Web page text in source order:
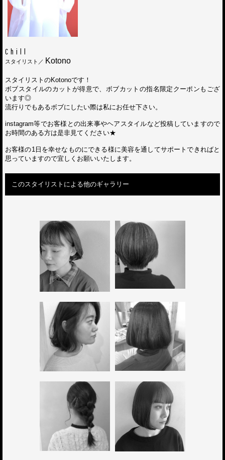
Chill
スタイリスト／ Kotono
スタイリストのKotonoです！
ボブスタイルのカットが得意で、ボブカットの指名限定クーポンもござ
います◎
流行りでもあるボブにしたい際は私にお任せ下さい。
instagram等でお客様との出来事やヘアスタイルなど投稿していますので
お時間のある方は是非見てください★
お客様の1日を幸せなものにできる様に美容を通してサポートできればと
思っていますので宜しくお願いいたします。
このスタイリストによる他のギャラリー